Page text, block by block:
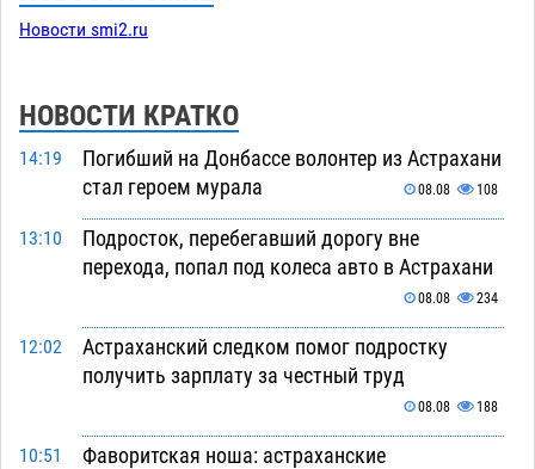
Новости smi2.ru
НОВОСТИ КРАТКО
14:19
Погибший на Донбассе волонтер из Астрахани
стал героем мурала
08.08 108
13:10
Подросток, перебегавший дорогу вне
перехода, попал под колеса авто в Астрахани
08.08 234
12:02
Астраханский следком помог подростку
получить зарплату за честный труд
08.08 188
10:51
Фаворитская ноша: астраханские